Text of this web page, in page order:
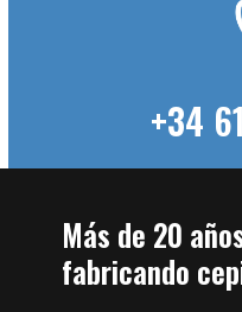
+34
Más de 20
fabricando